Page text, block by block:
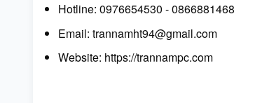
Hotline: 0976654530 - 0866881468
Email: trannamht94@gmail.com
Website: https://trannampc.com